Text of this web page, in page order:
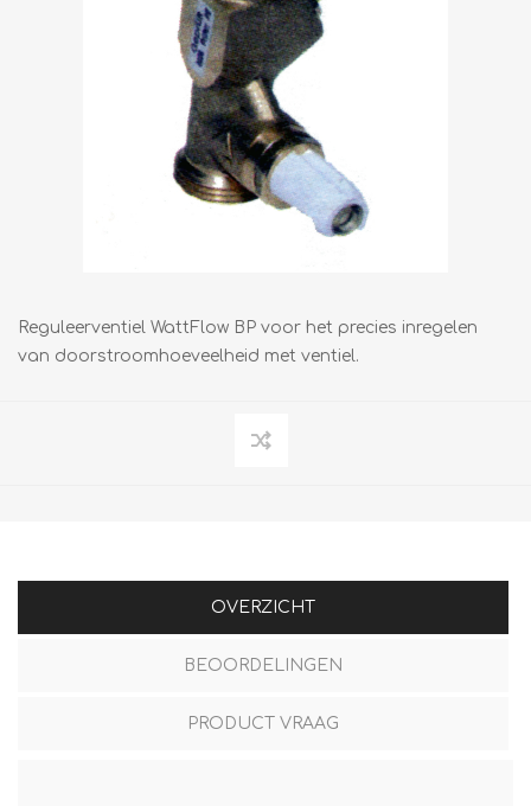
Reguleerventiel WattFlow BP voor het precies inregelen
van doorstroomhoeveelheid met ventiel.
OVERZICHT
BEOORDELINGEN
PRODUCT VRAAG